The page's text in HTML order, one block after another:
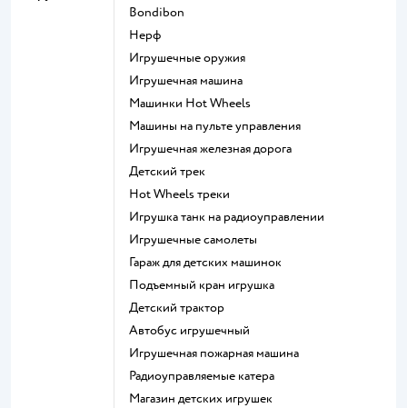
Bondibon
Нерф
Игрушечные оружия
Игрушечная машина
Машинки Hot Wheels
Машины на пульте управления
Игрушечная железная дорога
Детский трек
Hot Wheels треки
Игрушка танк на радиоуправлении
Игрушечные самолеты
Гараж для детских машинок
Подъемный кран игрушка
Детский трактор
Автобус игрушечный
Игрушечная пожарная машина
Радиоуправляемые катера
Магазин детских игрушек